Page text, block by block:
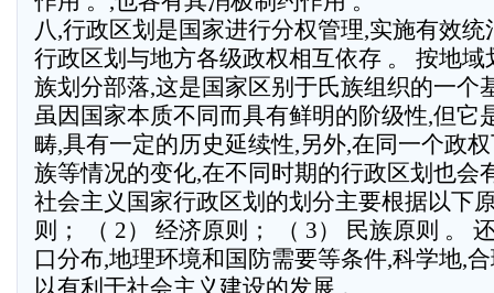
八,行政区划是国家进行分权管理,实施有效
行政区划与地方各级政权相互依存 。 按地
族划分部落,这是国家区别于氏族组织的一个
虽因国家本质不同而具有鲜明的阶级性,但它
畴,具有一定的历史延续性,另外,在同一个政
族等情况的变化,在不同时期的行政区划也会
社会主义国家行政区划的划分主要根据以下
则； （ 2） 经济原则； （ 3） 民族原则 。
口分布,地理环境和国防需要等条件,科学地,
以有利于社会主义建设的发展 。